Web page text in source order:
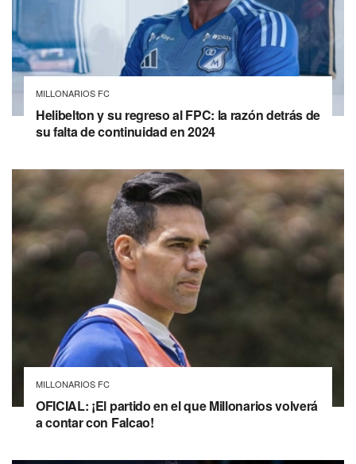
MILLONARIOS FC
Helibelton y su regreso al FPC: la razón detrás de
su falta de continuidad en 2024
MILLONARIOS FC
OFICIAL: ¡El partido en el que Millonarios volverá
a contar con Falcao!